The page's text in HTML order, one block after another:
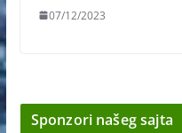
07/12/2023
Sponzori našeg sajta